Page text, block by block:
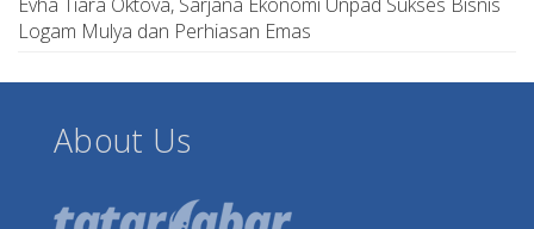
Logam Mulya dan Perhiasan Emas
About Us